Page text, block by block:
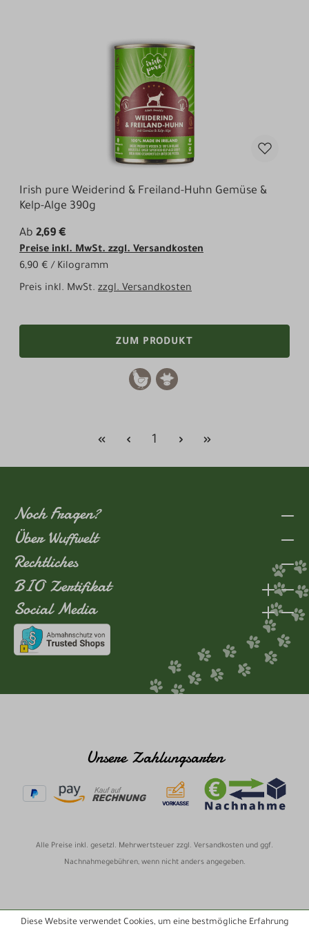
Irish pure Weiderind & Freiland-Huhn Gemüse &
Kelp-Alge 390g
Ab 2,69 €
Preise inkl. MwSt. zzgl. Versandkosten
6,90 € / Kilogramm
Preis inkl. MwSt. zzgl. Versandkosten
ZUM PRODUKT
Seite
1
Noch Fragen?
Über Wuffwelt
Rechtliches
BIO Zertifikat
Social Media
Unsere Zahlungsarten
Alle Preise inkl. gesetzl. Mehrwertsteuer zzgl. Versandkosten und ggf.
Nachnahmegebühren, wenn nicht anders angegeben.
Diese Website verwendet Cookies, um eine bestmögliche Erfahrung